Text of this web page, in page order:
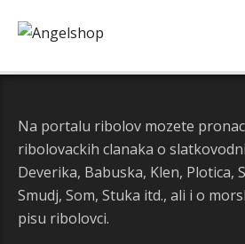
Na portalu ribolov mozete
ribolovackih clanaka o
Deverika, Babuska, Klen, Plotica,
Smudj, Som, Stuka itd., ali i o
pisu ribolovci.